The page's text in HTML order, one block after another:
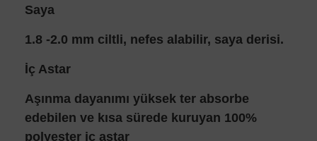
Saya
1.8 -2.0 mm ciltli, nefes alabilir, saya derisi.
İç Astar
Aşınma dayanımı yüksek ter absorbe
edebilen ve kısa sürede kuruyan 100%
polyester iç astar